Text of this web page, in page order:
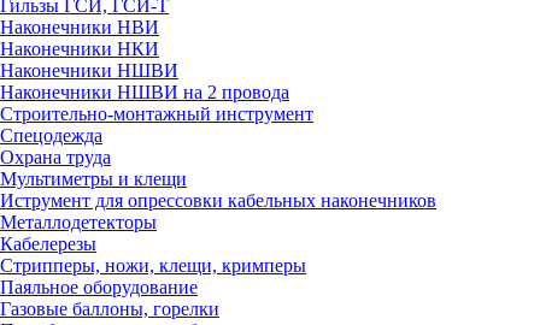
Гильзы ГСИ, ГСИ-Т
Наконечники НВИ
Наконечники НКИ
Наконечники НШВИ
Наконечники НШВИ на 2 провода
Строительно-монтажный инструмент
Спецодежда
Охрана труда
Мультиметры и клещи
Иструмент для опрессовки кабельных наконечников
Металлодетекторы
Кабелерезы
Стрипперы, ножи, клещи, кримперы
Паяльное оборудование
Газовые баллоны, горелки